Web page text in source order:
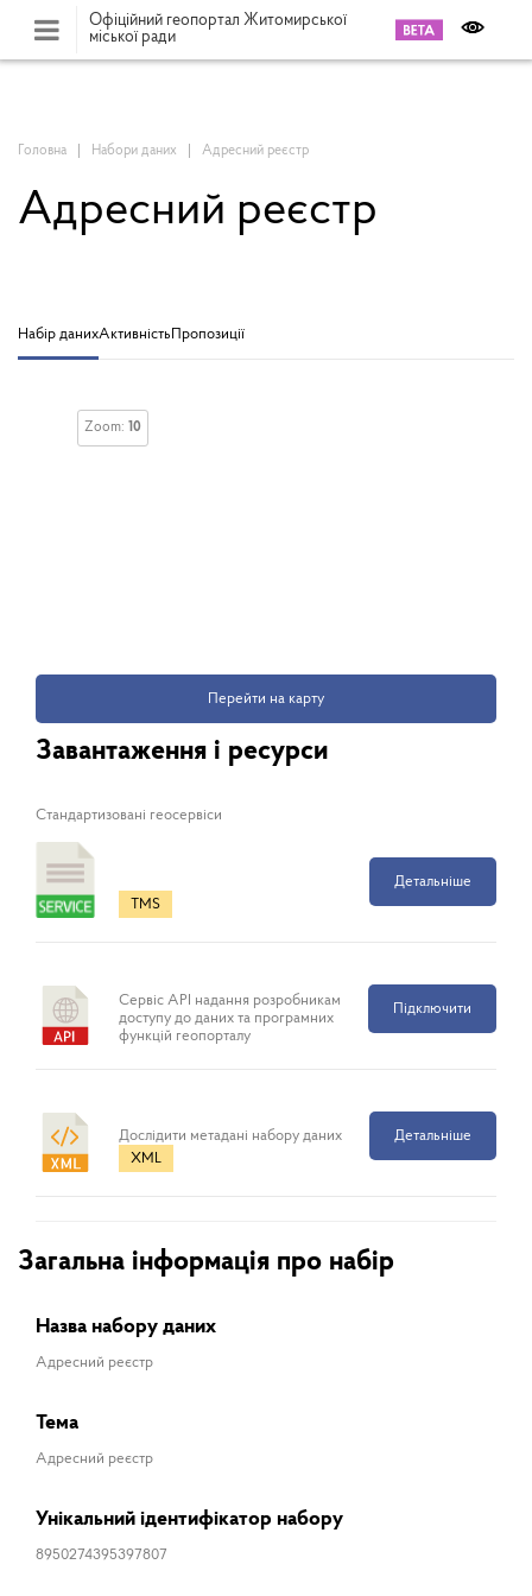
Офіційний геопортал Житомирської
міської ради
Головна Набори даних Адресний реєстр
Адресний реєстр
Набір данихАктивність Пропозиції
Завантаження і ресурси
Cтандартизовані геосервіси
TMS
Детальніше
Сервіс API надання розробникам
доступу до даних та програмних
функцій геопорталу
Підключити
Дослідити метадані набору даних
XML
Детальніше
Загальна інформація про набір
Назва набору даних
Адресний реєстр
Тема
Адресний реєстр
Унікальний ідентифікатор набору
8950274395397807
Zoom: 10
Перейти на карту